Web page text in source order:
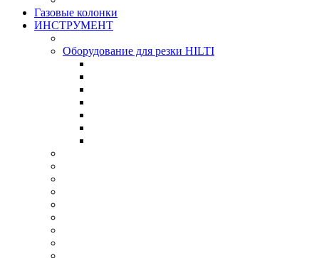
Газовые колонки
ИНСТРУМЕНТ
Оборудование для резки HILTI